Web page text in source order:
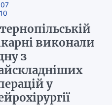
виконали
з
у